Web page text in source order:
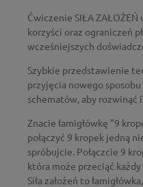
Ćwiczenie SIŁA
korzyści oraz ograniczeń
wcześniejszych
Szybkie przedstawienie
przyjęcia nowego
schematów, aby
Znacie łamigłówkę "9
połączyć 9 kropek jedną
spróbujcie. Połączcie 9
która może przeciąć
Siła założeń to